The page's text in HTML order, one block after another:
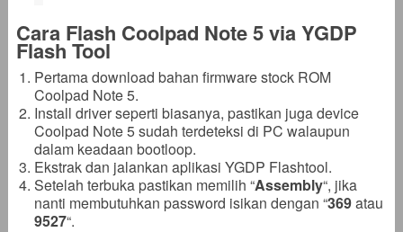
Cara Flash Coolpad Note 5 via YGDP
Flash Tool
Pertama download bahan firmware stock ROM
Coolpad Note 5.
Install driver seperti biasanya, pastikan juga device
Coolpad Note 5 sudah terdeteksi di PC walaupun
dalam keadaan bootloop.
Ekstrak dan jalankan aplikasi YGDP Flashtool.
Setelah terbuka pastikan memilih “Assembly“, jika
nanti membutuhkan password isikan dengan “369atau
9527“.